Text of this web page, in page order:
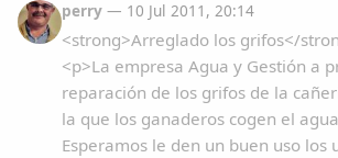
perry — 10 Jul 2011, 20:14
<strong>Arreglado los grifos</
<p>La empresa Agua y Gestión a
reparación de los grifos de la
la que los ganaderos cogen el
Esperamos le den un buen uso los